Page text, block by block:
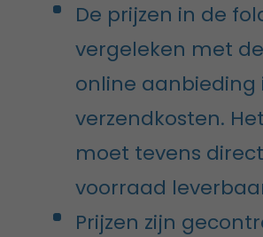
De prijzen in de
vergeleken met
online aanbieding
verzendkosten.
moet tevens
voorraad
Prijzen zijn